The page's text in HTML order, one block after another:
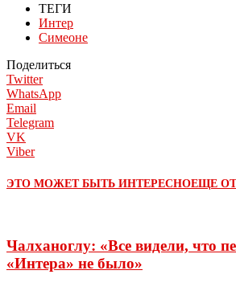
ТЕГИ
Интер
Симеоне
Поделиться
Twitter
WhatsApp
Email
Telegram
VK
Viber
ЭТО МОЖЕТ БЫТЬ ИНТЕРЕСНОЕЩЕ
Чалханоглу: «Все видели, что
«Интера» не было»